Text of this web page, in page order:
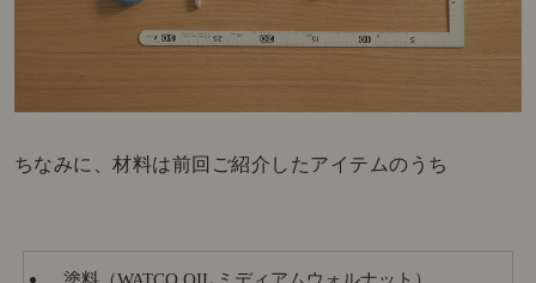
ちなみに、材料は前回ご紹介したアイテムのうち